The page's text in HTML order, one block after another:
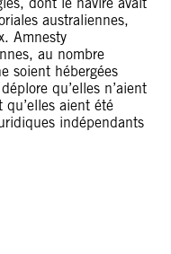
australiennes,
Amnesty
au nombre
soient hébergées
qu’elles n’aient
aient été
indépendants